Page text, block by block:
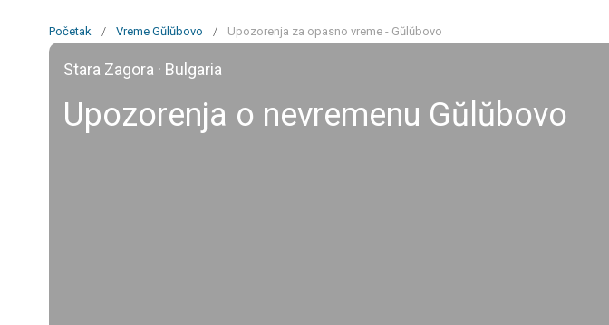
Početak / Vreme Gŭlŭbovo / Upozorenja za opasno vreme - Gŭlŭbovo
Stara Zagora · Bulgaria
Upozorenja o nevremenu Gŭlŭbovo